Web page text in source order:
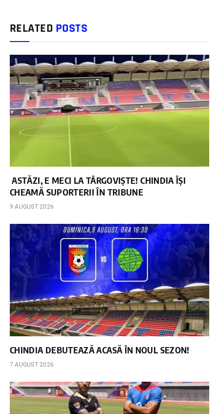
RELATED POSTS
ASTĂZI, E MECI LA TÂRGOVIȘTE! CHINDIA ÎȘI
CHEAMĂ SUPORTERII ÎN TRIBUNE
9 AUGUST 2026
CHINDIA DEBUTEAZĂ ACASĂ ÎN NOUL SEZON!
7 AUGUST 2026